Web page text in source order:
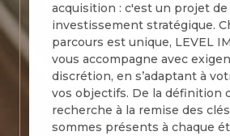
acquisition : c'est un projet
investissement stratégique.
parcours est unique, LEVEL
vous accompagne avec
discrétion, en s’adaptant à
vos objectifs. De la définition
recherche à la remise des
sommes présents à chaque